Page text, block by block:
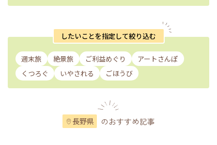
したいことを指定して絞り込む
週末旅 絶景旅 ご利益めぐり
アートさんぽ
くつろぐ
いやされる ごほうび
長野県 のおすすめ記事